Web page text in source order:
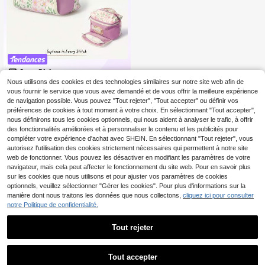
Cozy Pixies
9
1
Nous utilisons des cookies et des technologies similaires sur notre site web afin de
vous fournir le service que vous avez demandé et de vous offrir la meilleure expérience
de navigation possible. Vous pouvez "Tout rejeter", "Tout accepter" ou définir vos
préférences de cookies à tout moment à votre choix. En sélectionnant "Tout accepter",
nous définirons tous les cookies optionnels, qui nous aident à analyser le trafic, à offrir
des fonctionnalités améliorées et à personnaliser le contenu et les publicités pour
compléter votre expérience d'achat avec SHEIN. En sélectionnant "Tout rejeter", vous
autorisez l'utilisation des cookies strictement nécessaires qui permettent à notre site
web de fonctionner. Vous pouvez les désactiver en modifiant les paramètres de votre
navigateur, mais cela peut affecter le fonctionnement du site web. Pour en savoir plus
sur les cookies que nous utilisons et pour ajuster vos paramètres de cookies
optionnels, veuillez sélectionner "Gérer les cookies". Pour plus d'informations sur la
manière dont nous traitons les données que nous collectons, cliquez ici pour consulter
notre Politique de confidentialité.
Tout rejeter
Tout accepter